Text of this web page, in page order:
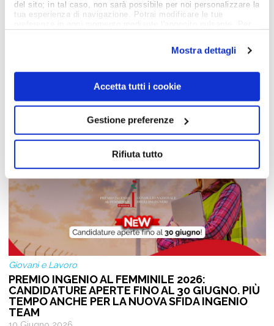
del sito; in tal caso, non sarà possibile per noi personalizzare la
tua esperienza di navigazione. Potrai modificare le tue
Mostra dettagli
Accetta tutti i cookie
Gestione preferenze
Rifiuta tutto
Job Meeting
MAGAZINE
Giovani e Lavoro
PREMIO INGENIO AL FEMMINILE 2026:
CANDIDATURE APERTE FINO AL 30 GIUGNO. PIÙ
TEMPO ANCHE PER LA NUOVA SFIDA INGENIO
TEAM